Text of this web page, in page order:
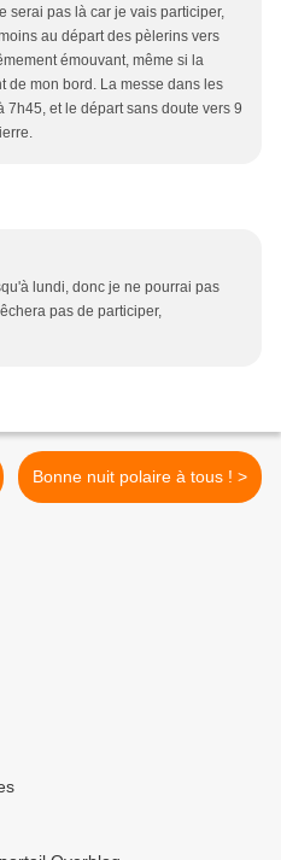
serai pas là car je vais participer,
au départ des pèlerins vers
émouvant, même si la
de mon bord. La messe dans les
7h45, et le départ sans doute vers 9
lundi, donc je ne pourrai pas
pas de participer,
Bonne nuit polaire à tous ! >